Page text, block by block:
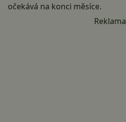
očekává na konci měsíce.
Reklama